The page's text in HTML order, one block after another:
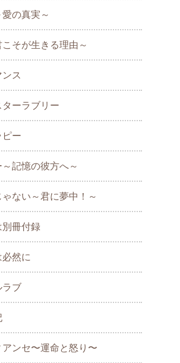
の真実～
そが生きる理由～
ス
ーラブリー
ピー
～記憶の彼方へ～
ゃない～君に夢中！～
別冊付録
必然に
ラブ
ンセ〜運命と怒り〜